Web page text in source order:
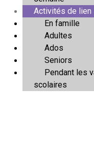
Tous les mardis et
Michelle et Anne qui
Nantes.
Bientôt, elles livreront
infirmière du CHU pour
Activités de lien
En famille
Adultes
Ados
Seniors
Pendant les
scolaires